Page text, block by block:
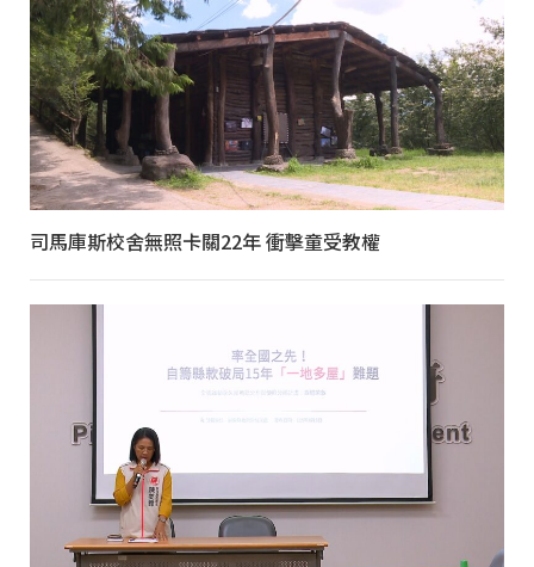
司馬庫斯校舍無照卡關22年 衝擊童受教權